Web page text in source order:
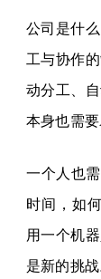
公司是什
工与协作
动分工、
本身也需要
一个人也
时间，如
用一个机
是新的挑战